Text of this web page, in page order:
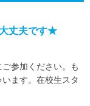
丈夫です★
参加ください。も
ます。在校生スタ